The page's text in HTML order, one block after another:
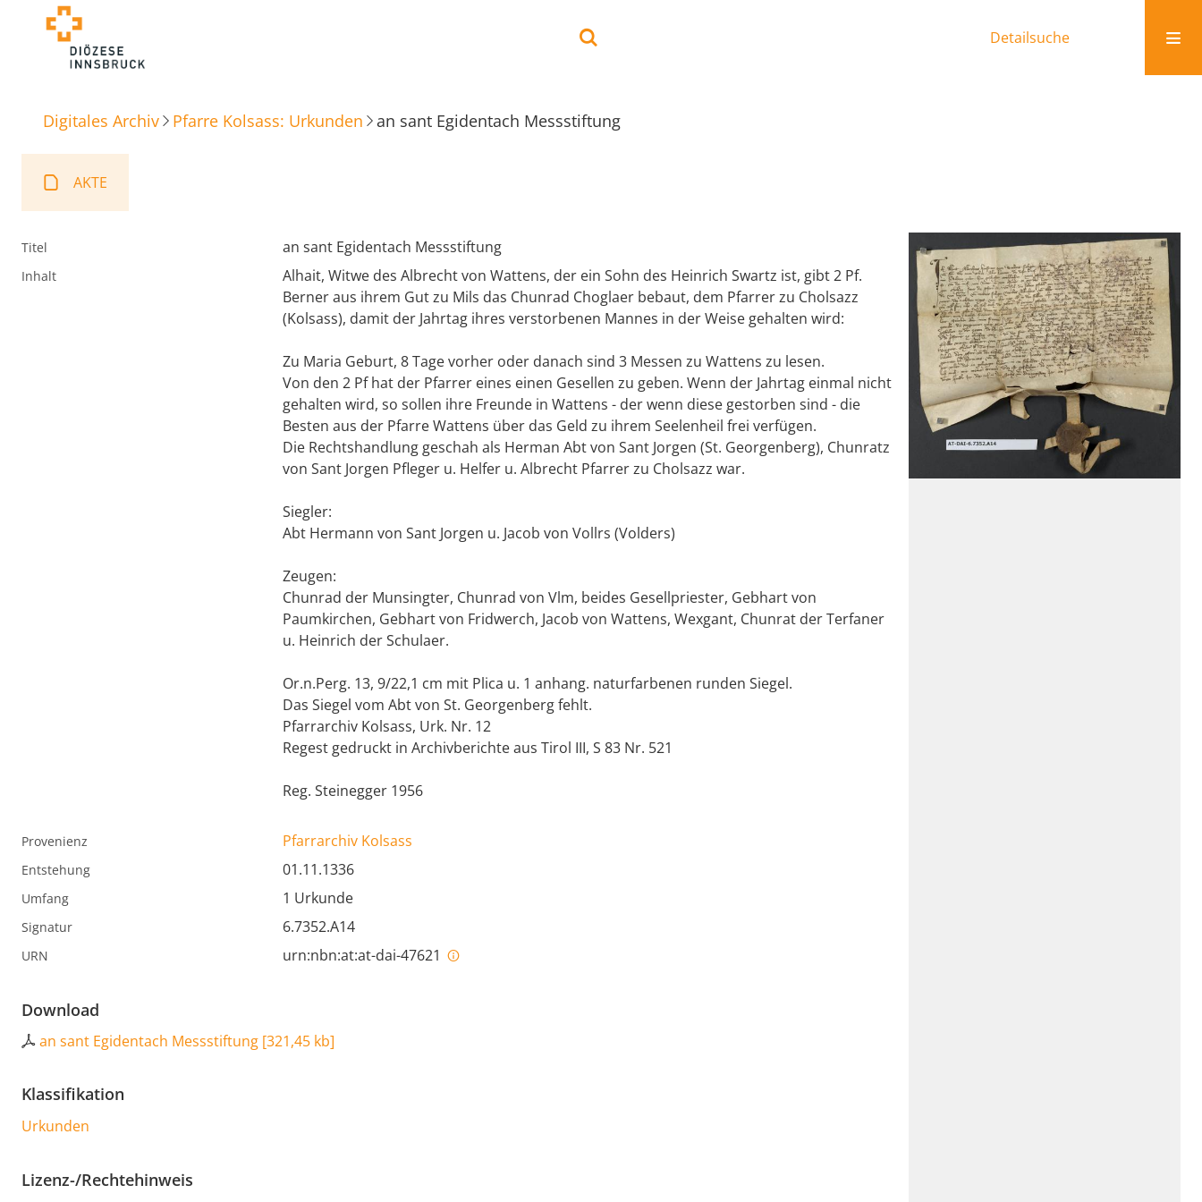
Detailsuche
Digitales Archiv Pfarre Kolsass: Urkunden an sant Egidentach Messstiftung
AKTE
Titel an sant Egidentach Messstiftung
Inhalt
Alhait, Witwe des Albrecht von Wattens, der ein Sohn des Heinrich Swartz ist, gibt 2 Pf.
Berner aus ihrem Gut zu Mils das Chunrad Choglaer bebaut, dem Pfarrer zu Cholsazz
(Kolsass), damit der Jahrtag ihres verstorbenen Mannes in der Weise gehalten wird:
Zu Maria Geburt, 8 Tage vorher oder danach sind 3 Messen zu Wattens zu lesen.
Von den 2 Pf hat der Pfarrer eines einen Gesellen zu geben. Wenn der Jahrtag einmal nicht
gehalten wird, so sollen ihre Freunde in Wattens - der wenn diese gestorben sind - die
Besten aus der Pfarre Wattens über das Geld zu ihrem Seelenheil frei verfügen.
Die Rechtshandlung geschah als Herman Abt von Sant Jorgen (St. Georgenberg), Chunratz
von Sant Jorgen Pfleger u. Helfer u. Albrecht Pfarrer zu Cholsazz war.
Siegler:
Abt Hermann von Sant Jorgen u. Jacob von Vollrs (Volders)
Zeugen:
Chunrad der Munsingter, Chunrad von Vlm, beides Gesellpriester, Gebhart von
Paumkirchen, Gebhart von Fridwerch, Jacob von Wattens, Wexgant, Chunrat der Terfaner
u. Heinrich der Schulaer.
Or.n.Perg. 13, 9/22,1 cm mit Plica u. 1 anhang. naturfarbenen runden Siegel.
Das Siegel vom Abt von St. Georgenberg fehlt.
Pfarrarchiv Kolsass, Urk. Nr. 12
Regest gedruckt in Archivberichte aus Tirol III, S 83 Nr. 521
Reg. Steinegger 1956
Provenienz Pfarrarchiv Kolsass
Entstehung 01.11.1336
Umfang 1 Urkunde
Signatur 6.7352.A14
URN urn:nbn:at:at-dai-47621
Download
an sant Egidentach Messstiftung [321,45 kb]
Klassifikation
Urkunden
Lizenz-/Rechtehinweis